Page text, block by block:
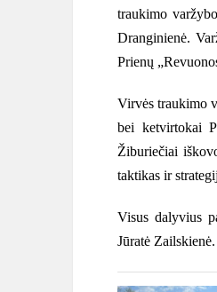
traukimo
Dranginienė.
Prienų
Virvės traukimo
bei ketvirtokai
Žiburiečiai
taktikas ir
Visus dalyvius
Jūratė Zailskienė.